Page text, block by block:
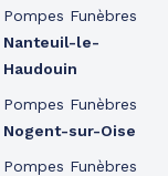
Pompes Funèbres
Nanteuil-le-
Haudouin
Pompes Funèbres
Nogent-sur-Oise
Pompes Funèbres